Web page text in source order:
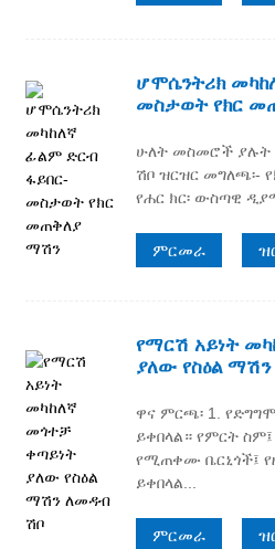
ሆሞሴንትሪክ
መስታወት የክር
ሁለት መስመሮች ያሉት
ሽቦ ዝርዝር መግለጫ፡-
የሐር ክር፡ ውስጣዊ
ምርመራ
የማርሽ አይነት
ያለው የስዕል
ዋና ምርጫ፡ 1.
ይቀበላል። የምርት
የሚጠቀሙ ቤርኒጎች፤
ይቀበላል...
ምርመራ